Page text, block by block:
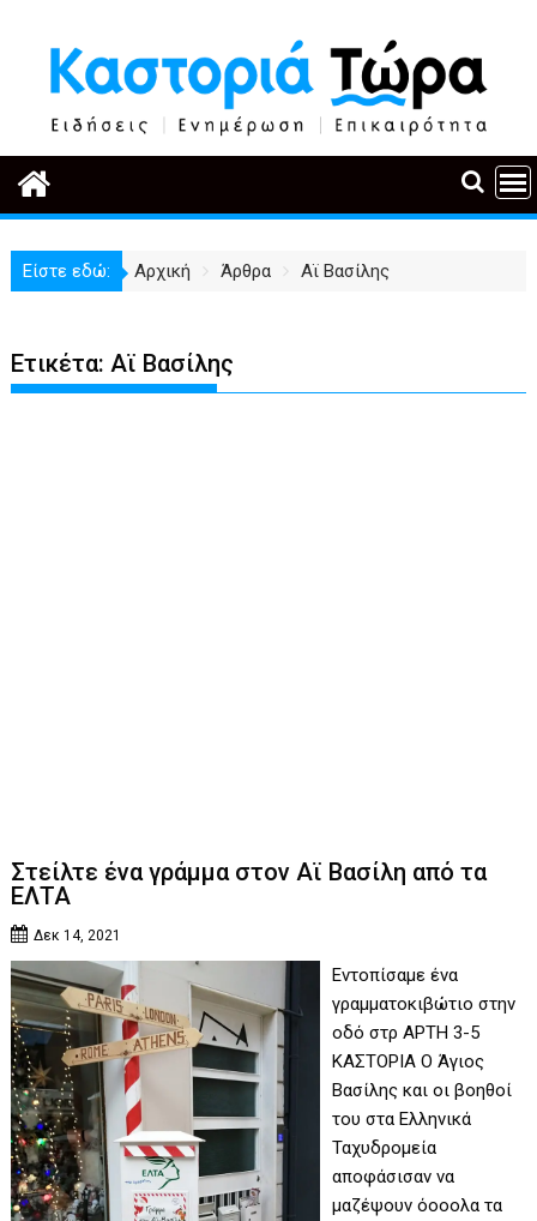
περιεχόμενο
Είστε εδώ: Αρχική Άρθρα Αϊ Βασίλης
Ετικέτα:Αϊ Βασίλης
Στείλτε ένα γράμμα στον Αϊ Βασίλη από τα
ΕΛΤΑ
Δεκ 14, 2021
Εντοπίσαμε ένα
γραμματοκιβώτιο στην
οδό στρ ΑΡΤΗ 3-5
ΚΑΣΤΟΡΙΑ Ο Άγιος
Βασίλης και οι βοηθοί
του στα Ελληνικά
Ταχυδρομεία
αποφάσισαν να
μαζέψουν όοοολα τα